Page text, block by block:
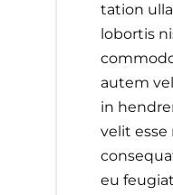
tation
lobortis
autem
in
velit esse
eu